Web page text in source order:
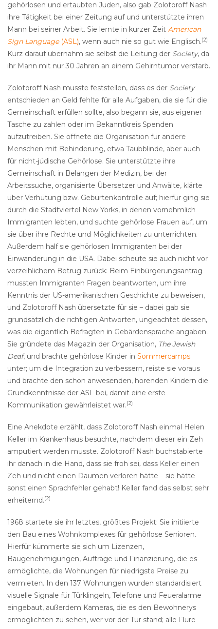
gehörlosen und ertaubten Juden, also gab Zolotoroff Nash
ihre Tätigkeit bei einer Zeitung auf und unterstützte ihren
Mann bei seiner Arbeit. Sie lernte in kurzer Zeit American
Sign Language(ASL), wenn auch nie so gut wie Englisch.(2)
Kurz darauf übernahm sie selbst die Leitung der Society, da
ihr Mann mit nur 30 Jahren an einem Gehirntumor verstarb.
Zolotoroff Nash musste feststellen, dass es der Society
entschieden an Geld fehlte für alle Aufgaben, die sie für die
Gemeinschaft erfüllen sollte, also begann sie, aus eigener
Tasche zu zahlen oder im Bekanntkreis Spenden
aufzutreiben. Sie öffnete die Organisation für andere
Menschen mit Behinderung, etwa Taubblinde, aber auch
für nicht-jüdische Gehörlose. Sie unterstützte ihre
Gemeinschaft in Belangen der Medizin, bei der
Arbeitssuche, organisierte Übersetzer und Anwälte, klärte
über Verhütung bzw. Geburtenkontrolle auf; hierfür ging sie
durch die Stadtviertel New Yorks, in denen vornehmlich
Immigranten lebten, und suchte gehörlose Frauen auf, um
sie über ihre Rechte und Möglichkeiten zu unterrichten.
Außerdem half sie gehörlosen Immigranten bei der
Einwanderung in die USA. Dabei scheute sie auch nicht vor
verzeihlichem Betrug zurück: Beim Einbürgerungsantrag
mussten Immigranten Fragen beantworten, um ihre
Kenntnis der US-amerikanischen Geschichte zu beweisen,
und Zolotoroff Nash übersetzte für sie – dabei gab sie
grundsätzlich die richtigen Antworten, ungeachtet dessen,
was die eigentlich Befragten in Gebärdensprache angaben.
Sie gründete das Magazin der Organisation, The Jewish
Deaf, und brachte gehörlose Kinder in Sommercamps
unter; um die Integration zu verbessern, reiste sie voraus
und brachte den schon anwesenden, hörenden Kindern die
Grundkenntnisse der ASL bei, damit eine erste
Kommunikation gewährleistet war.(2)
Eine Anekdote erzählt, dass Zolotoroff Nash einmal Helen
Keller im Krankenhaus besuchte, nachdem dieser ein Zeh
amputiert werden musste. Zolotoroff Nash buchstabierte
ihr danach in die Hand, dass sie froh sei, dass Keller einen
Zeh und nicht einen Daumen verloren hätte – sie hätte
sonst einen Sprachfehler gehabt! Keller fand das selbst sehr
erheiternd.(2)
1968 startete sie ihr letztes, größtes Projekt: Sie initiierte
den Bau eines Wohnkomplexes für gehörlose Senioren.
Hierfür kümmerte sie sich um Lizenzen,
Baugenehmigungen, Aufträge und Finanzierung, die es
ermöglichte, die Wohnungen für niedrigste Preise zu
vermieten. In den 137 Wohnungen wurden standardisiert
visuelle Signale für Türklingeln, Telefone und Feueralarme
eingebaut, außerdem Kameras, die es den Bewohnerys
ermöglichten zu sehen, wer vor der Tür stand; alle Flure